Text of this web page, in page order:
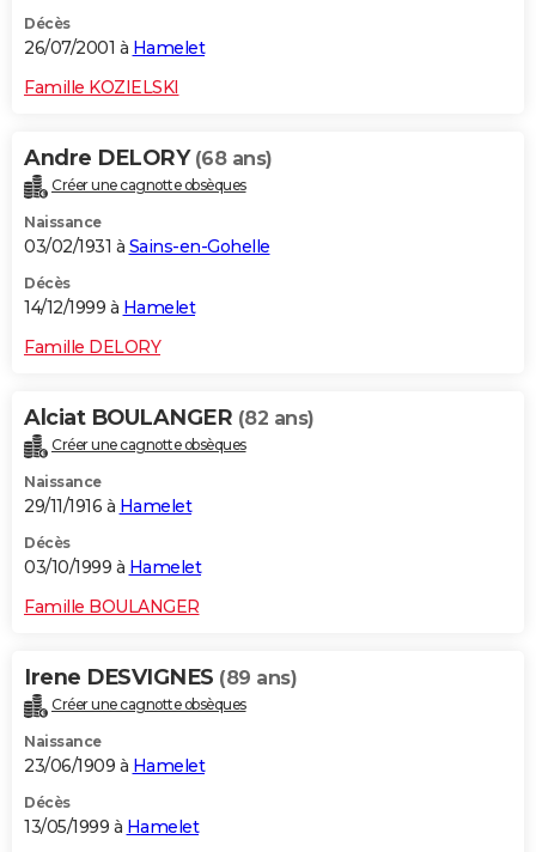
Décès
26/07/2001 à Hamelet
Famille KOZIELSKI
Andre DELORY (68 ans)
Créer une cagnotte obsèques
Naissance
03/02/1931 à Sains-en-Gohelle
Décès
14/12/1999 à Hamelet
Famille DELORY
Alciat BOULANGER (82 ans)
Créer une cagnotte obsèques
Naissance
29/11/1916 à Hamelet
Décès
03/10/1999 à Hamelet
Famille BOULANGER
Irene DESVIGNES (89 ans)
Créer une cagnotte obsèques
Naissance
23/06/1909 à Hamelet
Décès
13/05/1999 à Hamelet